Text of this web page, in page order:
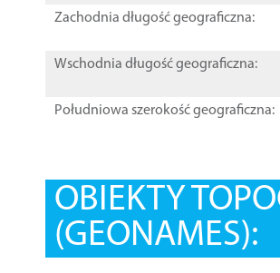
Zachodnia długość geograficzna:
Wschodnia długość geograficzna:
Południowa szerokość geograficzna:
OBIEKTY
(GEONAMES):